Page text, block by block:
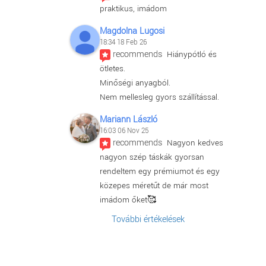
praktikus, imádom
Magdolna Lugosi
18:34 18 Feb 26
recommends Hiánypótló és
ötletes.
Minőségi anyagból.
Nem mellesleg gyors szállítással.
Mariann László
16:03 06 Nov 25
recommends Nagyon kedves
nagyon szép táskák gyorsan
rendeltem egy prémiumot és egy
közepes méretűt de már most
imádom őket🥰
További értékelések